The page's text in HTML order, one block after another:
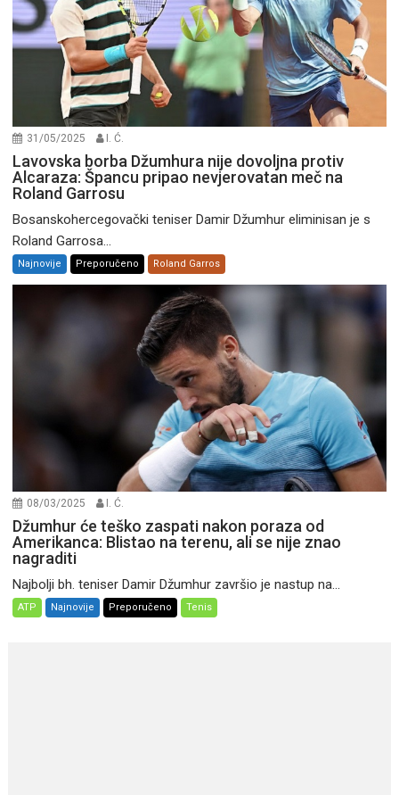
31/05/2025 I. Ć.
Lavovska borba Džumhura nije dovoljna protiv
Alcaraza: Špancu pripao nevjerovatan meč na
Roland Garrosu
Bosanskohercegovački teniser Damir Džumhur eliminisan je s
Roland Garrosa...
Najnovije Preporučeno Roland Garros
08/03/2025 I. Ć.
Džumhur će teško zaspati nakon poraza od
Amerikanca: Blistao na terenu, ali se nije znao
nagraditi
Najbolji bh. teniser Damir Džumhur završio je nastup na...
ATP Najnovije Preporučeno Tenis